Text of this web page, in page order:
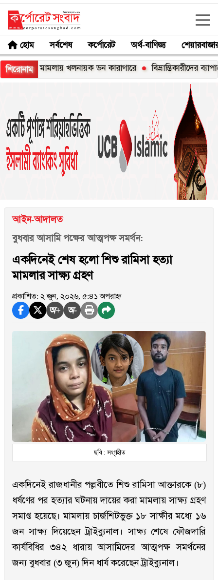
হোম সর্বশেষ কর্পোরেট অর্থ-বাণিজ্য
শিরোনাম
মামলায় খলনায়ক ডন কারাগারে বিভ্রান্তিকারীদের ব্যাপারে সতর্ক
আইন-আদালত
বুধবার আসামি পক্ষের আত্মপক্ষ সমর্থন:
একদিনেই শেষ হলো শিশু রামিসা হত্যা
মামলার সাক্ষ্য গ্রহণ
প্রকাশিত: ২ জুন, ২০২৬, ৫:৪১ অপরাহ্ন
অ+ অ-
ছবি : সংগৃহীত
একদিনেই রাজধানীর পল্লবীতে শিশু রামিসা আক্তারকে (৮)
ধর্ষণের পর হত্যার ঘটনায় দায়ের করা মামলায় সাক্ষ্য গ্রহণ
সমাপ্ত হয়েছে। মামলায় চার্জশিটভুক্ত ১৮ সাক্ষীর মধ্যে ১৬
জন সাক্ষ্য দিয়েছেন ট্রাইব্যুনাল। সাক্ষ্য শেষে ফৌজদারি
কার্যবিধির ৩৪২ ধারায় আসামিদের আত্মপক্ষ সমর্থনের
জন্য বুধবার (৩ জুন) দিন ধার্য করেছেন ট্রাইব্যুনাল।